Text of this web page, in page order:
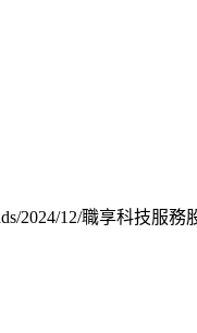
2024/12/職享科技服